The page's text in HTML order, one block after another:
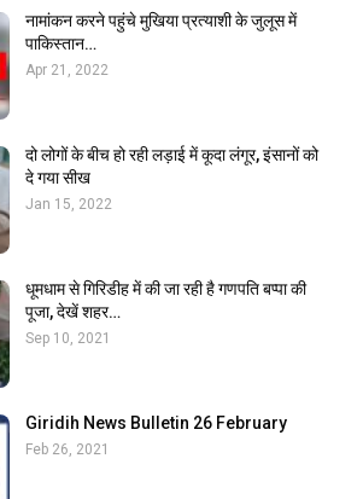
नामांकन करने पहुंचे मुखिया प्रत्याशी के जुलूस में
पाकिस्तान…
Apr 21, 2022
दो लोगों के बीच हो रही लड़ाई में कूदा लंगूर, इंसानों को
दे गया सीख
Jan 15, 2022
धूमधाम से गिरिडीह में की जा रही है गणपति बप्पा की
पूजा, देखें शहर…
Sep 10, 2021
Giridih News Bulletin 26 February
Feb 26, 2021